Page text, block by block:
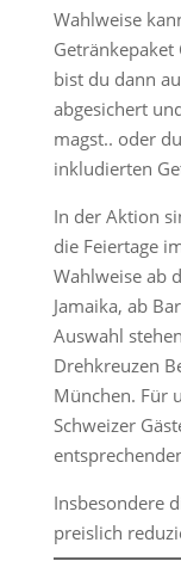
Wahlweise
bist du dann
abgesichert
magst.. oder
inkludierten
In der Aktion
die Feiertage
Wahlweise ab
Jamaika, ab
Auswahl
Drehkreuzen
München. Für
Schweizer
Insbesondere
preislich